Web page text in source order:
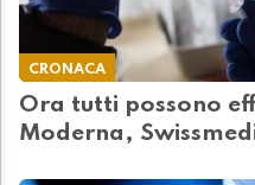
CRONACA
Ora tutti possono
Moderna,